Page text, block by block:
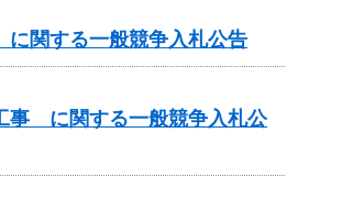
関する一般競争入札公告
事 に関する一般競争入札公